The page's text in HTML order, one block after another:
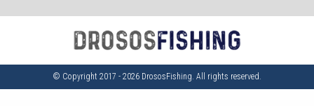
© Copyright 2017 - 2026 DrososFishing. All rights reserved.